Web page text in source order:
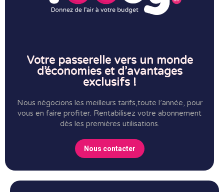
Votre passerelle vers un monde
d’économies et d’avantages
exclusifs !
Nous négocions les meilleurs tarifs,toute l’année, pour
vous en faire profiter. Rentabilisez votre abonnement
dès les premières utilisations.
Nous contacter